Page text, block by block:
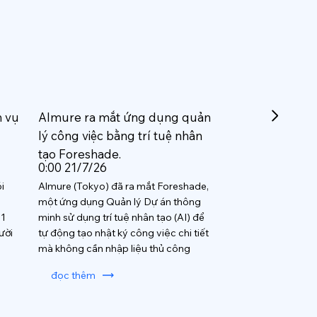
vụ
Almure ra mắt ứng dụng quản
lý công việc bằng trí tuệ nhân
tạo Foreshade.
0:00 21/7/26
Almure (Tokyo) đã ra mắt Foreshade,
một ứng dụng Quản lý Dự án thông
minh sử dụng trí tuệ nhân tạo (AI) để
tự động tạo nhật ký công việc chi tiết
mà không cần nhập liệu thủ công
đọc thêm